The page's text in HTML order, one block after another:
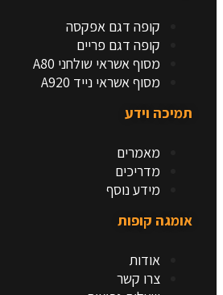
קופה דגם אפקסה
קופה דגם פריים
מסוף אשראי שולחני A80
מסוף אשראי נייד A920
תמיכה וידע
מאמרים
מדריכים
מידע נוסף
אומגה קופות​
אודות
צרו קשר